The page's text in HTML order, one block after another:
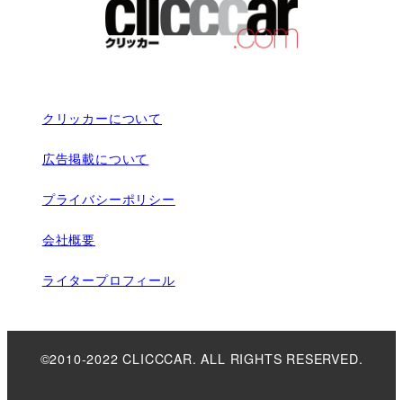
クリッカーについて
広告掲載について
プライバシーポリシー
会社概要
ライタープロフィール
©2010-2022 CLICCCAR. ALL RIGHTS RESERVED.